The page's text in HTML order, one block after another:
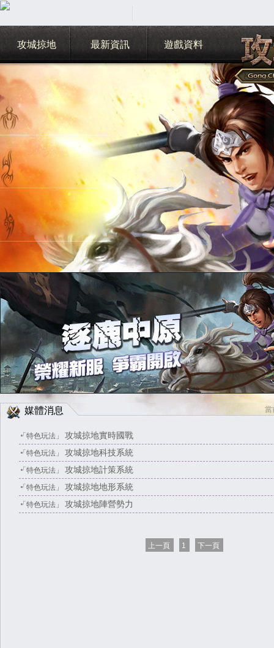
攻城掠地 最新資訊 遊戲資料
Facebook快速登入
Google快速登入
媒體消息 當
「特色玩法」 攻城掠地實時國戰
「特色玩法」 攻城掠地科技系統
「特色玩法」 攻城掠地計策系統
「特色玩法」 攻城掠地地形系統
「特色玩法」 攻城掠地陣營勢力
上一頁 1 下一頁